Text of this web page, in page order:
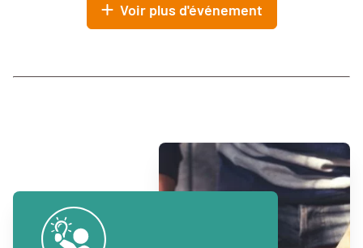
Voir plus d'événement